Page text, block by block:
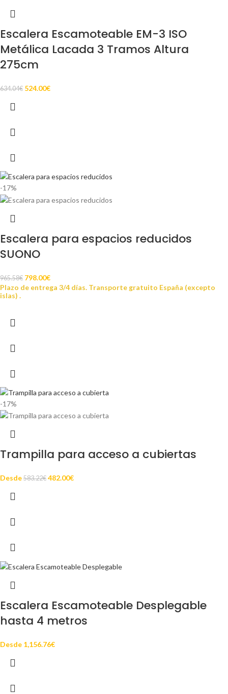
Escalera Escamoteable EM-3 ISO
Metálica Lacada 3 Tramos Altura
275cm
634.04€ 524.00€
-17%
Escalera para espacios reducidos
SUONO
965.58€ 798.00€
Plazo de entrega 3/4 días. Transporte gratuito España (excepto
islas) .
-17%
Trampilla para acceso a cubiertas
Desde 583.22€ 482.00€
Escalera Escamoteable Desplegable
hasta 4 metros
Desde 1,156.76€